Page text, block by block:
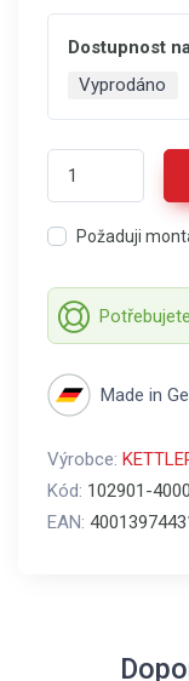
Dostupnost
Vyprodáno
Požaduji
Made in
Výrobce:
Kód: 102901-4000
EAN: